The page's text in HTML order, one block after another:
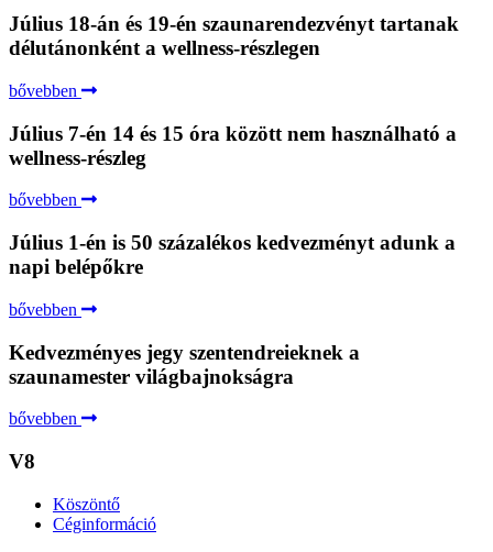
Július 18-án és 19-én szaunarendezvényt tartanak
délutánonként a wellness-részlegen
bővebben
Július 7-én 14 és 15 óra között nem használható a
wellness-részleg
bővebben
Július 1-én is 50 százalékos kedvezményt adunk a
napi belépőkre
bővebben
Kedvezményes jegy szentendreieknek a
szaunamester világbajnokságra
bővebben
V8
Köszöntő
Céginformáció